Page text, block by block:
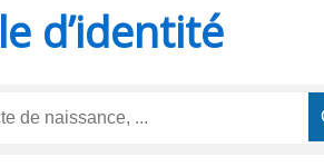
d’identité